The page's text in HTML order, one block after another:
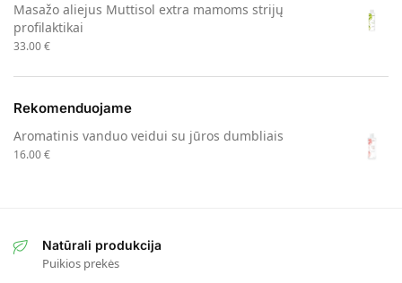
Masažo aliejus Muttisol extra mamoms strijų
profilaktikai
33.00€
Rekomenduojame
Aromatinis vanduo veidui su jūros dumbliais
16.00€
Natūrali produkcija
Puikios prekės